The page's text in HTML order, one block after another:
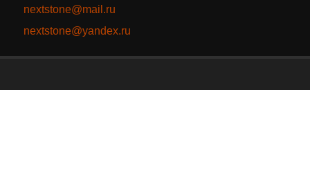
nextstone@mail.ru
nextstone@yandex.ru